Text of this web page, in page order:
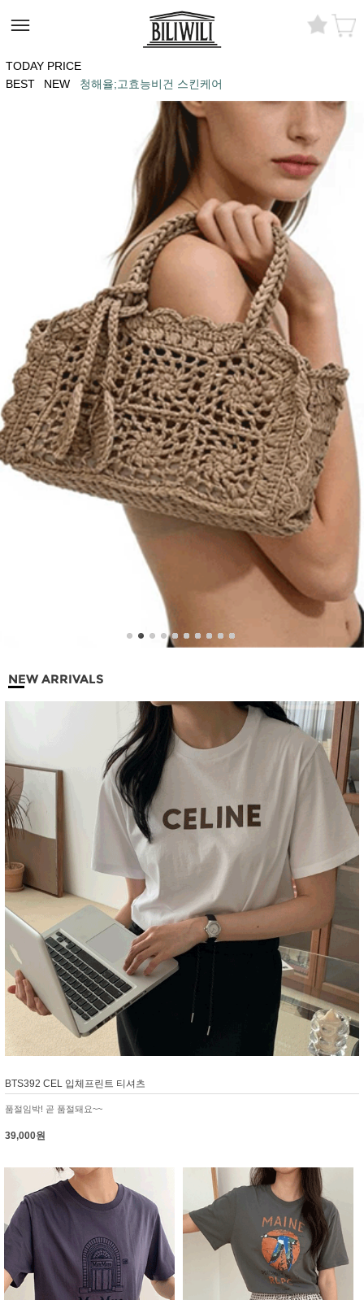
TODAY PRICE
BEST
NEW 청해율;고효능비건 스킨케어
NEW ARRIVALS
BTS392 CEL 입체프린트 티셔츠
품절임박! 곧 품절돼요~~
39,000원